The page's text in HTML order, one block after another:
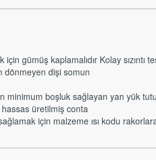
için gümüş kaplamalıdır Kolay sızıntı
dönmeyen dişi somun
minimum boşluk sağlayan yan yük
üretilmiş conta
için malzeme ısı kodu